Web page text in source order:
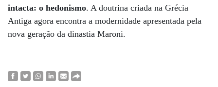
intacta: o hedonismo. A doutrina criada na Grécia
Antiga agora encontra a modernidade apresentada pela
nova geração da dinastia Maroni.